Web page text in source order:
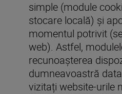
simple (module
stocare locală) și
momentul potrivit
web). Astfel,
recunoașterea
dumneavoastră
vizitați website-urile